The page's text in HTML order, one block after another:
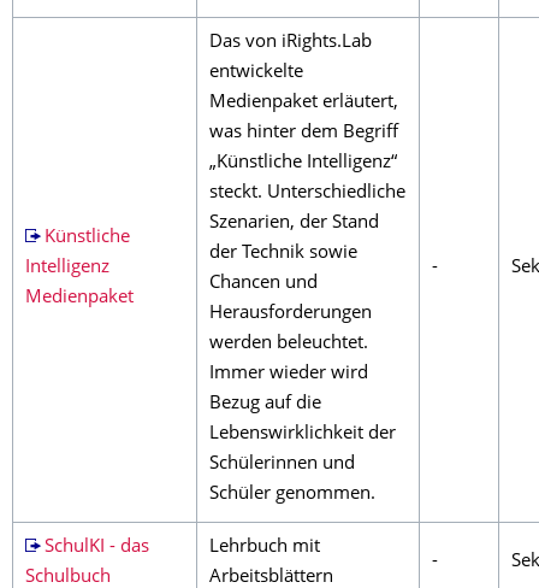
Künstliche
Intelligenz
Medienpaket
Das von iRights.Lab
entwickelte
Medienpaket erläutert,
was hinter dem Begriff
„Künstliche Intelligenz“
steckt. Unterschiedliche
Szenarien, der Stand
der Technik sowie
Chancen und
Herausforderungen
werden beleuchtet.
Immer wieder wird
Bezug auf die
Lebenswirklichkeit der
Schülerinnen und
Schüler genommen.
-
SchulKI - das
Schulbuch
Lehrbuch mit
Arbeitsblättern
-